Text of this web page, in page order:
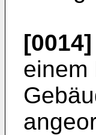
[0014]
einem